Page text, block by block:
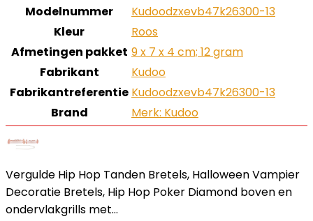
Modelnummer
‎Kudoodzxevb47k26300-13
Kleur
‎Roos
Afmetingen pakket ‎9 x 7 x 4 cm; 12 gram
Fabrikant
‎Kudoo
Fabrikantreferentie ‎Kudoodzxevb47k26300-13
Brand
Merk: Kudoo
Vergulde Hip Hop Tanden Bretels, Halloween Vampier
Decoratie Bretels, Hip Hop Poker Diamond boven en
ondervlakgrills met…